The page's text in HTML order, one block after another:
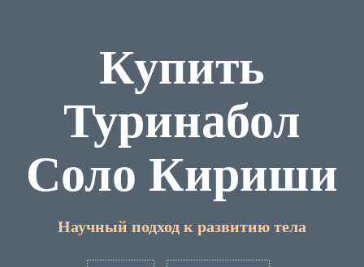
Купить
Туринабол
Соло Кириши
Научный подход к развитию тела